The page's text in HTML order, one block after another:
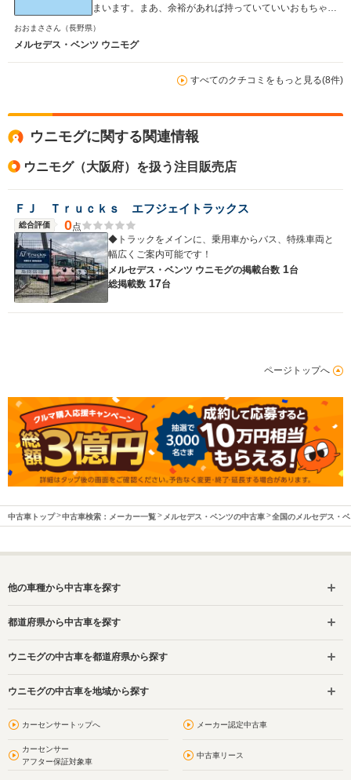
まいます。まあ、余裕があれば持っていていいおもちゃで
すね。
おおまささん （長野県）
メルセデス・ベンツ ウニモグ
すべてのクチコミをもっと見る(8件)
ウニモグに関する関連情報
ウニモグ（大阪府）を扱う注目販売店
ＦＪ Ｔｒｕｃｋｓ エフジェイトラックス
総合評価 0点
◆トラックをメインに、乗用車からバス、特殊車両と
幅広くご案内可能です！
メルセデス・ベンツ ウニモグの掲載台数 1台
総掲載数 17台
ページトップへ
中古車トップ 中古車検索：メーカー一覧 メルセデス・ベンツの中古車 全国のメルセデス・
他の車種から中古車を探す
都道府県から中古車を探す
ウニモグの中古車を都道府県から探す
ウニモグの中古車を地域から探す
カーセンサートップへ メーカー認定中古車
カーセンサー
アフター保証対象車
中古車リース